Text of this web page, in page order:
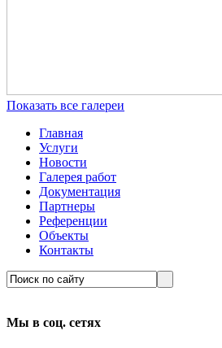
Показать все галереи
Главная
Услуги
Новости
Галерея работ
Документация
Партнеры
Референции
Объекты
Контакты
Мы в соц. сетях